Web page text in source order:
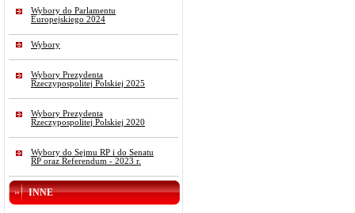
Wybory do Parlamentu
Europejskiego 2024
Wybory
Wybory Prezydenta
Rzeczypospolitej Polskiej 2025
Wybory Prezydenta
Rzeczypospolitej Polskiej 2020
Wybory do Sejmu RP i do Senatu
RP oraz Referendum - 2023 r.
INNE